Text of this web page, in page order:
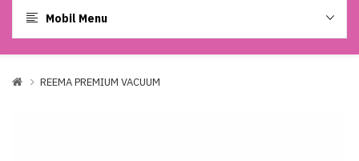
Mobil Menu
REEMA PREMIUM VACUUM